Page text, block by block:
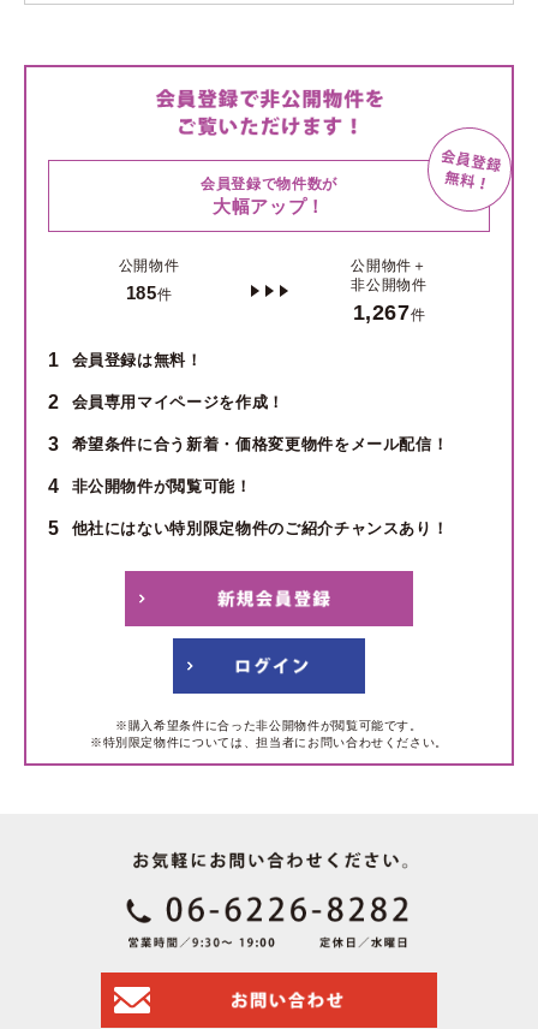
会員登録で物件数が
大幅アップ！
公開物件
185件
公開物件＋
非公開物件
1,267件
1 会員登録は無料！
2 会員専用マイページを作成！
3 希望条件に合う新着・価格変更物件をメール配信！
4 非公開物件が閲覧可能！
5 他社にはない特別限定物件のご紹介チャンスあり！
※購入希望条件に合った非公開物件が閲覧可能です。
※特別限定物件については、担当者にお問い合わせください。